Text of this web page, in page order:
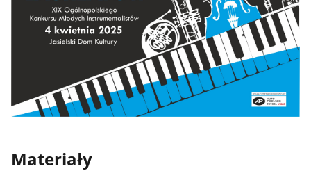
Materiały